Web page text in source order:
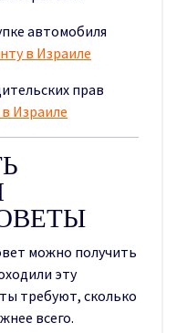
автомобиля
в Израиле
прав
Израиле
можно получить
эту
требуют, сколько
всего.